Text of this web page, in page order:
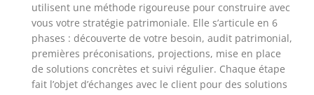
utilisent une méthode rigoureuse pour construire avec
vous votre stratégie patrimoniale. Elle s’articule en 6
phases : découverte de votre besoin, audit patrimonial,
premières préconisations, projections, mise en place
de solutions concrètes et suivi régulier. Chaque étape
fait l’objet d’échanges avec le client pour des solutions